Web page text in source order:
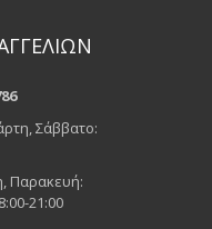
Σάββατο:
Παρακευή:
21:00